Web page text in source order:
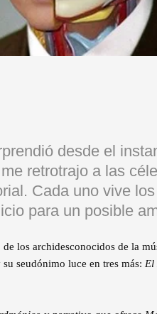
desde el
retrotrajo a las
Cada uno vive
para un posible
los archidesconocidos de la
seudónimo luce en tres más: El